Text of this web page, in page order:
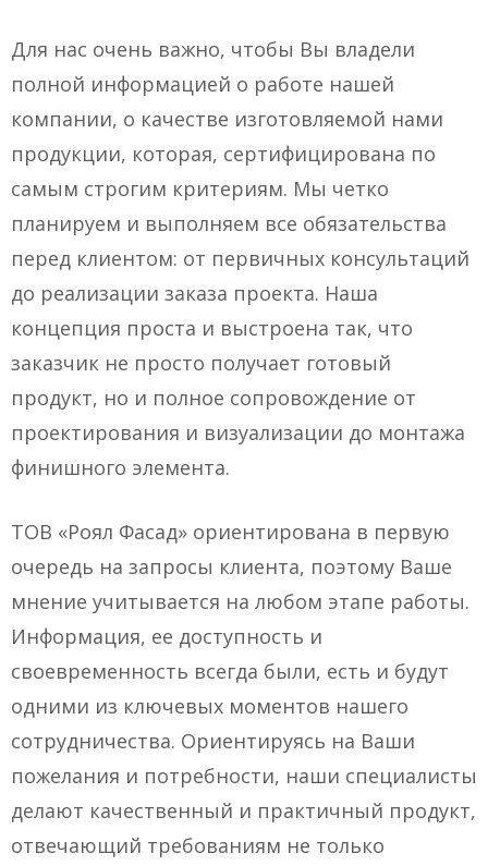
Для нас очень важно, чтобы Вы владели
полной информацией о работе нашей
компании, о качестве изготовляемой нами
продукции, которая, сертифицирована по
самым строгим критериям. Мы четко
планируем и выполняем все обязательства
перед клиентом: от первичных консультаций
до реализации заказа проекта. Наша
концепция проста и выстроена так, что
заказчик не просто получает готовый
продукт, но и полное сопровождение от
проектирования и визуализации до монтажа
финишного элемента.
ТОВ «Роял Фасад» ориентирована в первую
очередь на запросы клиента, поэтому Ваше
мнение учитывается на любом этапе работы.
Информация, ее доступность и
своевременность всегда были, есть и будут
одними из ключевых моментов нашего
сотрудничества. Ориентируясь на Ваши
пожелания и потребности, наши специалисты
делают качественный и практичный продукт,
отвечающий требованиям не только